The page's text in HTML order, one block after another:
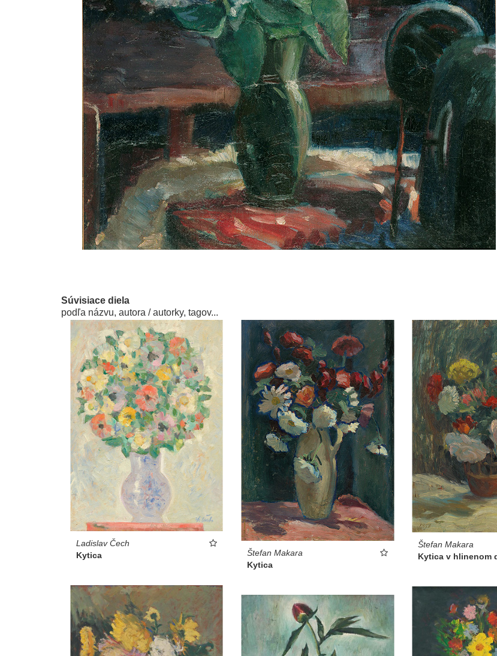
Súvisiace diela
podľa názvu, autora / autorky, tagov...
Ladislav Čech
Kytica
Štefan Makara
Kytica
Štefan Makara
Kytica v hlinenom